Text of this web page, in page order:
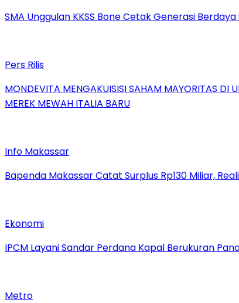
SMA Unggulan KKSS Bone Cetak Generasi
Pers Rilis
MONDEVITA MENGAKUISISI SAHAM MAYORITAS DI
MEREK MEWAH ITALIA BARU
Info Makassar
Bapenda Makassar Catat Surplus Rp130 Miliar,
Ekonomi
IPCM Layani Sandar Perdana Kapal Berukuran
Metro